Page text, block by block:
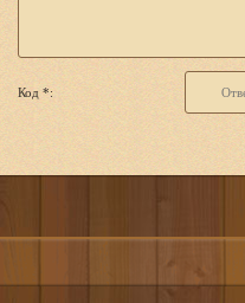
Код *: